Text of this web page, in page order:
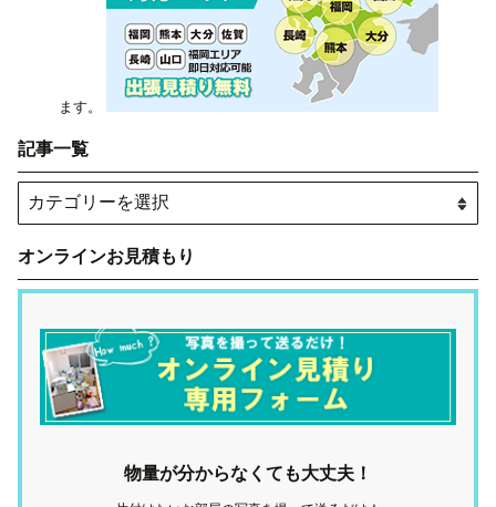
ます。
記事一覧
オンラインお見積もり
物量が分からなくても大丈夫！